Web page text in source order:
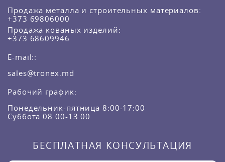
Продажа металла и строительных материалов:
+373 69806000
Продажа кованых изделий:
+373 68609946
E-mail::
sales@tronex.md
Рабочий график:
Понедельник-пятница 8:00-17:00
Суббота 08:00-13:00
БЕСПЛАТНАЯ КОНСУЛЬТАЦИЯ